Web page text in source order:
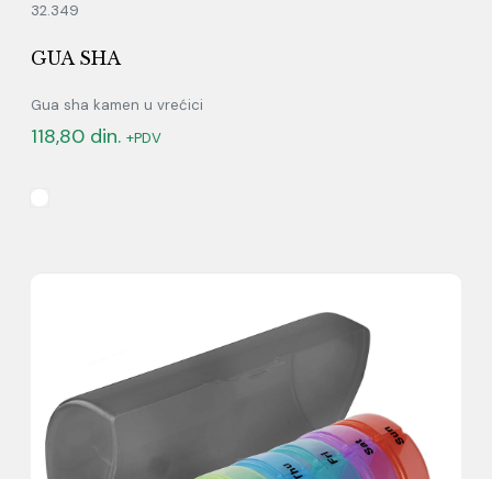
32.349
GUA SHA
Gua sha kamen u vrećici
118,80 din. +PDV